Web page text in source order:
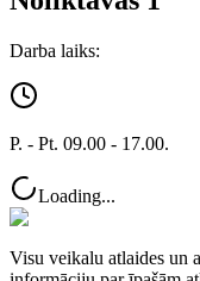
Darba laiks:
P. - Pt. 09.00 - 17.00.
Loading...
Visu veikalu atlaides un